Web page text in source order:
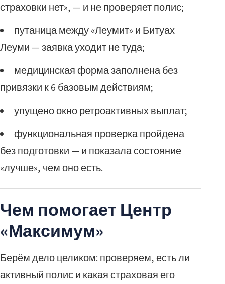
страховки нет», — и не проверяет полис;
путаница между «Леумит» и Битуах
Леуми — заявка уходит не туда;
медицинская форма заполнена без
привязки к 6 базовым действиям;
упущено окно ретроактивных выплат;
функциональная проверка пройдена
без подготовки — и показала состояние
«лучше», чем оно есть.
Чем помогает Центр
«Максимум»
Берём дело целиком: проверяем, есть ли
активный полис и какая страховая его